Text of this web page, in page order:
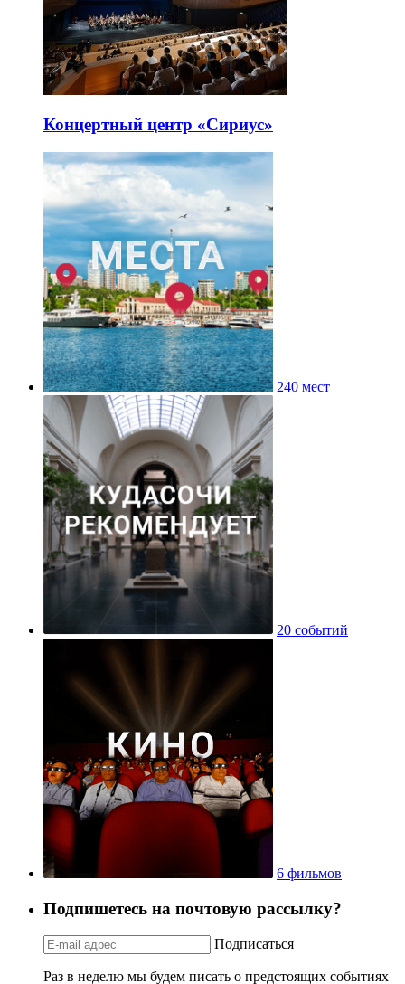
Концертный центр «Сириус»
240 мест
20 событий
6 фильмов
Подпишетесь на почтовую рассылку?
Подписаться
Раз в неделю мы будем писать о предстоящих событиях